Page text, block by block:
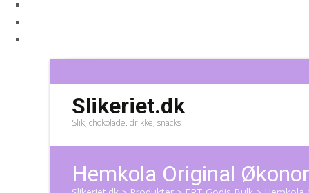
Slikeriet.dk
Slik, chokolade, drikke, snacks
Hemkola Original